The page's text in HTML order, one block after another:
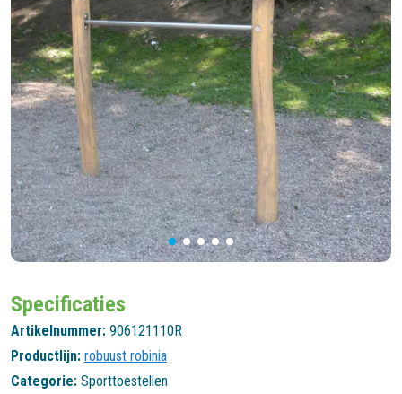
Specificaties
Artikelnummer: 906121110R
Productlijn: robuust robinia
Categorie: Sporttoestellen